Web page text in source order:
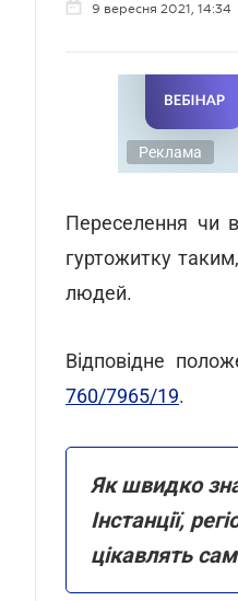
9 вересня 2021, 14:34
Реклама
Переселення чи
гуртожитку
людей.
Відповідне
760/7965/19.
Як швидко
Інстанції,
цікавлять